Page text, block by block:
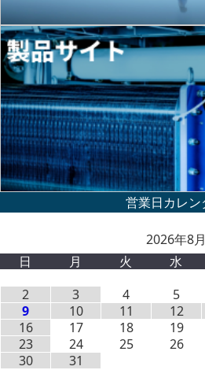
2026年8月
日
月 火 水
2
3 4 5
9
10 11 12
16
17 18 19
23
24 25 26
30
31